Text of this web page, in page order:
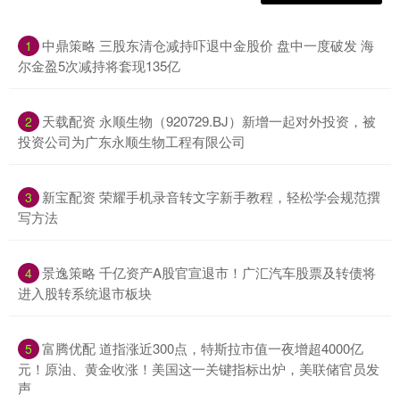
1
中鼎策略 三股东清仓减持吓退中金股价 盘中一度破发 海
尔金盈5次减持将套现135亿
2
天载配资 永顺生物（920729.BJ）新增一起对外投资，被
投资公司为广东永顺生物工程有限公司
3
新宝配资 荣耀手机录音转文字新手教程，轻松学会规范撰
写方法
4 景逸策略 千亿资产A股官宣退市！广汇汽车股票及转债将
进入股转系统退市板块
5 富腾优配 道指涨近300点，特斯拉市值一夜增超4000亿
元！原油、黄金收涨！美国这一关键指标出炉，美联储官员发
声